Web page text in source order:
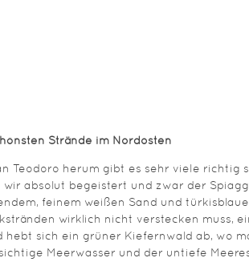
Strände im Nordosten
Teodoro herum gibt es sehr viele richtig
wir absolut begeistert und zwar der
feinem weißen Sand und
wirklich nicht verstecken muss,
hebt sich ein grüner Kiefernwald ab, wo
Meerwasser und der untiefe